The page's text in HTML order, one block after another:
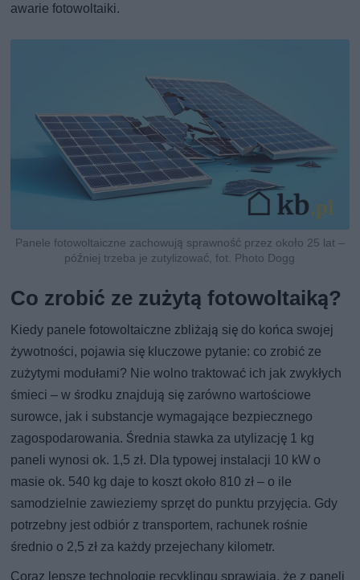
awarie fotowoltaiki.
Panele fotowoltaiczne zachowują sprawność przez około 25 lat –
później trzeba je zutylizować, fot. Photo Dogg
Co zrobić ze zużytą fotowoltaiką?
Kiedy panele fotowoltaiczne zbliżają się do końca swojej
żywotności, pojawia się kluczowe pytanie: co zrobić ze
zużytymi modułami? Nie wolno traktować ich jak zwykłych
śmieci – w środku znajdują się zarówno wartościowe
surowce, jak i substancje wymagające bezpiecznego
zagospodarowania. Średnia stawka za utylizację 1 kg
paneli wynosi ok. 1,5 zł. Dla typowej instalacji 10 kW o
masie ok. 540 kg daje to koszt około 810 zł – o ile
samodzielnie zawieziemy sprzęt do punktu przyjęcia. Gdy
potrzebny jest odbiór z transportem, rachunek rośnie
średnio o 2,5 zł za każdy przejechany kilometr.
Coraz lepsze technologie recyklingu sprawiają, że z paneli